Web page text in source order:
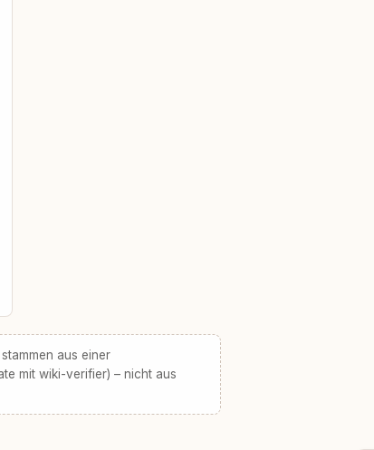
aus einer
mit wiki-verifier) – nicht aus